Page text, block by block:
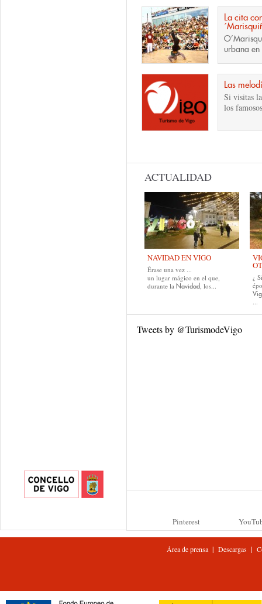
La cita
urbana
Las
Si visitas
los
ACTUALIDAD
NAVIDAD EN VIGO
Érase una vez ...
un lugar mágico en el que,
durante la Navidad, los...
¿
...
Tweets by @TurismodeVigo
Pinterest
Área de prensa| Descargas|